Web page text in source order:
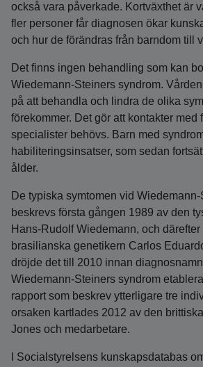
också vara påverkade. Kortväxthet är
fler personer får diagnosen ökar
och hur de förändras från barndom till
Det finns ingen behandling som kan
Wiedemann‑Steiners syndrom.
på att behandla och lindra de olika
förekommer. Det gör att kontakter med
specialister behövs. Barn med
habiliterings­insatser, som sedan
ålder.
De typiska symtomen vid
beskrevs första gången 1989 av den
Hans‑Rudolf Wiedemann, och
brasilianska genetikern Carlos
dröjde det till 2010 innan
Wiedemann‑Steiners syndrom
rapport som beskrev ytterligare tre
orsaken kartlades 2012 av den
Jones och medarbetare.
I Socialstyrelsens kunskapsdatabas